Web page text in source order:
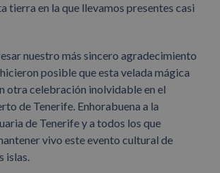
tierra en la que llevamos presentes casi
nuestro más sincero agradecimiento
posible que esta velada mágica
otra celebración inolvidable en el
de Tenerife. Enhorabuena a la
de Tenerife y a todos los que
vivo este evento cultural de
islas.